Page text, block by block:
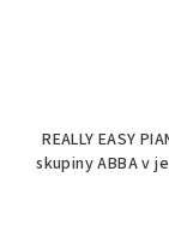
REALLY EASY
skupiny ABBA v